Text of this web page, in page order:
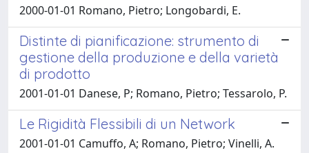
2000-01-01 Romano, Pietro; Longobardi, E.
Distinte di pianificazione: strumento di
gestione della produzione e della varietà
di prodotto
2001-01-01 Danese, P; Romano, Pietro; Tessarolo, P.
Le Rigidità Flessibili di un Network
2001-01-01 Camuffo, A; Romano, Pietro; Vinelli, A.